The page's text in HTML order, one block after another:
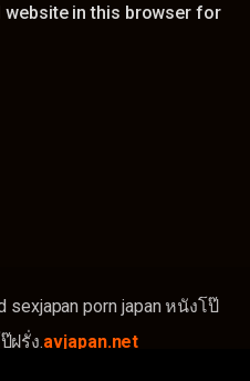
website in this browser for
porn japan หนังโป๊
ฝรั่ง.avjapan.net